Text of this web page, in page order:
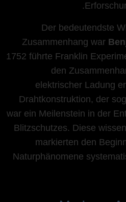
Der bedeutendste
Zusammenhang war
1752 führte Franklin
den
elektrischer Ladung
Drahtkonstruktion, der
war ein Meilenstein in der
Blitzschutzes. Diese
markierten den
Naturphänomene